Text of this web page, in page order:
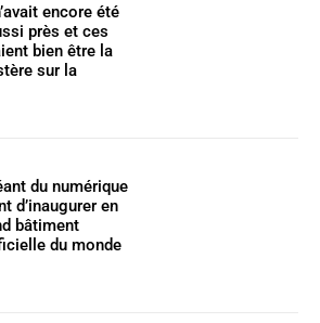
encore été
près et ces
bien être la
sur la
du numérique
d’inaugurer en
bâtiment
du monde